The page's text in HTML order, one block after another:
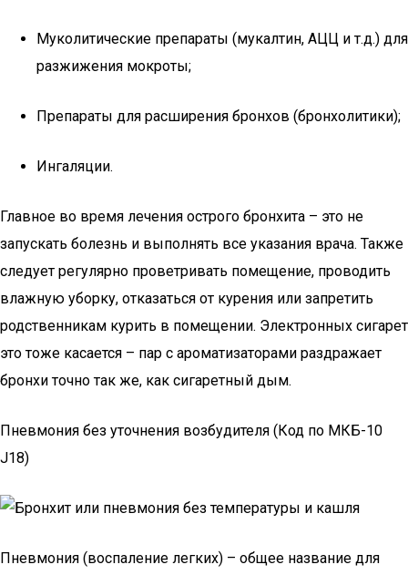
Муколитические препараты (мукалтин, АЦЦ и т.д.) для
разжижения мокроты;
Препараты для расширения бронхов (бронхолитики);
Ингаляции.
Главное во время лечения острого бронхита – это не
запускать болезнь и выполнять все указания врача. Также
следует регулярно проветривать помещение, проводить
влажную уборку, отказаться от курения или запретить
родственникам курить в помещении. Электронных сигарет
это тоже касается – пар с ароматизаторами раздражает
бронхи точно так же, как сигаретный дым.
Пневмония без уточнения возбудителя (Код по МКБ-10
J18)
Пневмония (воспаление легких) – общее название для